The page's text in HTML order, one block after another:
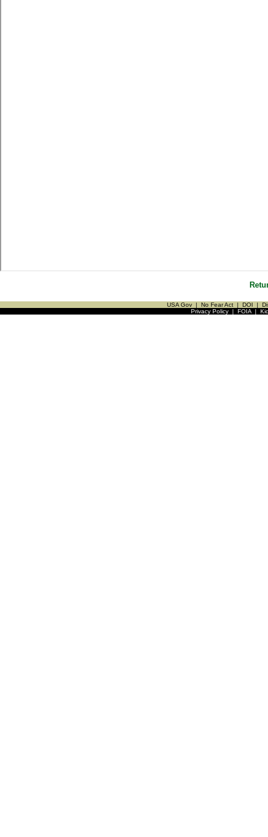
USA Gov | No Fear Act | DOI |
Privacy Policy| FOIA|